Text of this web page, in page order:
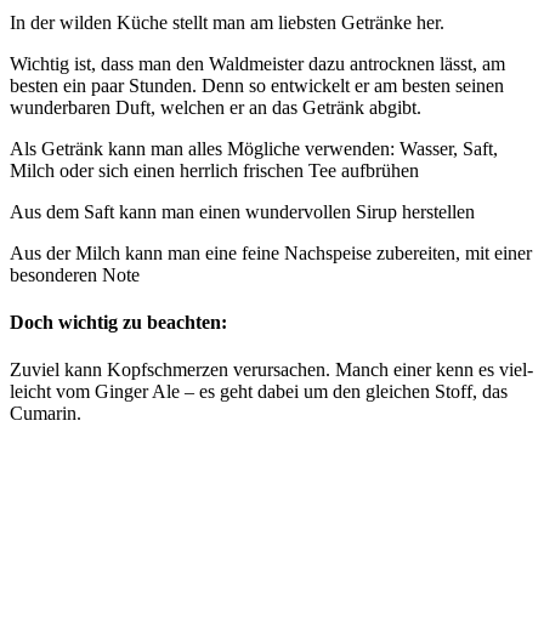
In der wil­den Küche stellt man am liebs­ten Geträn­ke her.
Wich­tig ist, dass man den Wald­meis­ter dazu antrock­nen lässt, am
bes­ten ein paar Stun­den. Denn so ent­wi­ckelt er am bes­ten sei­nen
wun­der­ba­ren Duft, wel­chen er an das Getränk abgibt.
Als Getränk kann man alles Mög­li­che ver­wen­den: Was­ser, Saft,
Milch oder sich einen herr­lich fri­schen Tee aufbrühen
Aus dem Saft kann man einen wun­der­vol­len Sirup herstellen
Aus der Milch kann man eine fei­ne Nach­spei­se zube­rei­ten, mit einer
beson­de­ren Note
Doch wichtig zu beachten:
Zuviel kann Kopf­schmer­zen ver­ur­sa­chen. Manch einer kenn es viel­
leicht vom Gin­ger Ale – es geht dabei um den glei­chen Stoff, das
Cumarin.